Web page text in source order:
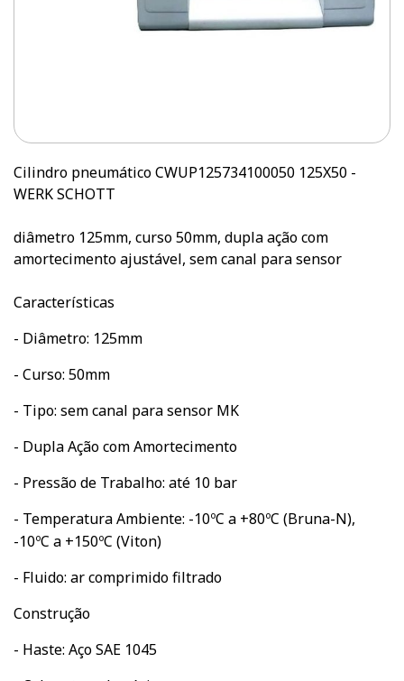
Cilindro pneumático CWUP125734100050 125X50 -
WERK SCHOTT
diâmetro 125mm, curso 50mm, dupla ação com
amortecimento ajustável, sem canal para sensor
Características
- Diâmetro: 125mm
- Curso: 50mm
- Tipo: sem canal para sensor MK
- Dupla Ação com Amortecimento
- Pressão de Trabalho: até 10 bar
- Temperatura Ambiente: -10ºC a +80ºC (Bruna-N),
-10ºC a +150ºC (Viton)
- Fluido: ar comprimido filtrado
Construção
- Haste: Aço SAE 1045